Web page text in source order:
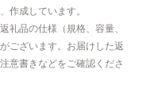
作成しています。
礼品の仕様（規格、容量、
ございます。お届けした返
意書きなどをご確認くださ